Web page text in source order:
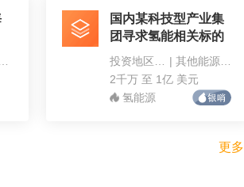
国内某科技型产业集
团寻求氢能相关标的
|
其他能源矿产
2千万 至 1亿 美元
氢能源
更多